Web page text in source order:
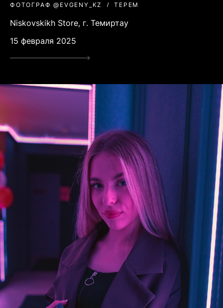
ФОТОГРАФ @EVGENY_KZ ТЕРЕМ
Niskovskikh Store, г. Темиртау
15 февраля 2025